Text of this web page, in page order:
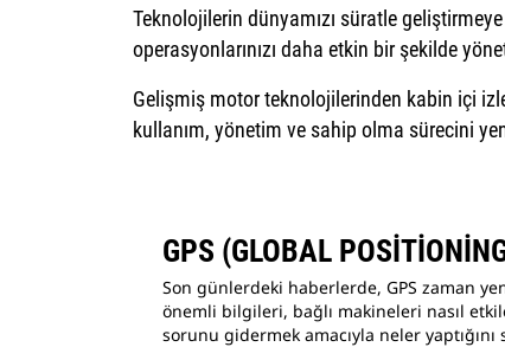
Teknolojilerin dünyamızı süratle
operasyonlarınızı daha etkin bir şekilde
Gelişmiş motor teknolojilerinden kabin içi
kullanım, yönetim ve sahip olma sürecini
GPS (GLOBAL
Son günlerdeki haberlerde, GPS zaman
önemli bilgileri, bağlı makineleri nasıl
sorunu gidermek amacıyla neler